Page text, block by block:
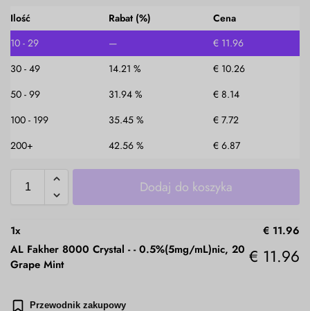
Ilość Rabat (%)
Cena
10 - 29
— € 11.96
30 - 49
14.21 % € 10.26
50 - 99
31.94 % € 8.14
100 - 199
35.45 % € 7.72
200+
42.56 % € 6.87
Dodaj do koszyka
1x € 11.96
AL Fakher 8000 Crystal --0.5%(5mg/mL)nic, 20
Grape Mint
€ 11.96
Przewodnik zakupowy